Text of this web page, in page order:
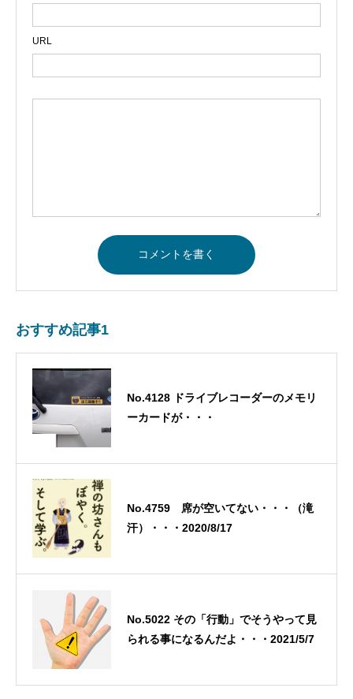
URL
おすすめ記事1
No.4128 ドライブレコーダーのメモリ
ーカードが・・・
No.4759 席が空いてない・・・（滝
汗）・・・2020/8/17
No.5022 その「行動」でそうやって見
られる事になるんだよ・・・2021/5/7